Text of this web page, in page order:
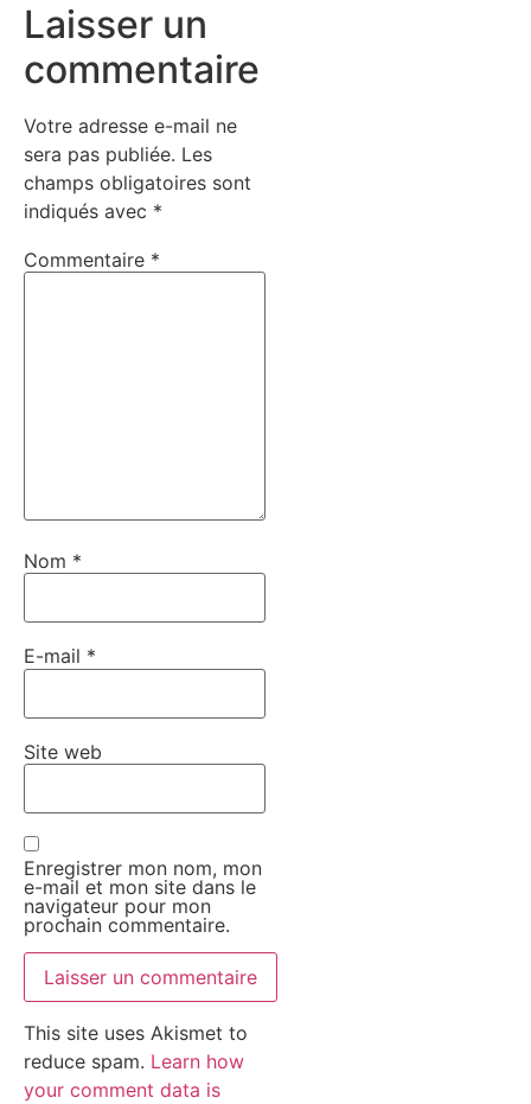
Laisser un
commentaire
Votre adresse e-mail ne
sera pas publiée. Les
champs obligatoires sont
indiqués avec *
Commentaire *
Nom *
E-mail *
Site web
Enregistrer mon nom, mon
e-mail et mon site dans le
navigateur pour mon
prochain commentaire.
This site uses Akismet to
reduce spam. Learn how
your comment data is